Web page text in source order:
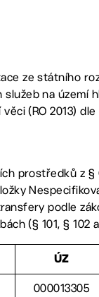
ze státního
na území
(RO 2013)
prostředků z §
podle
(§ 101, § 102
ÚZ
000013305